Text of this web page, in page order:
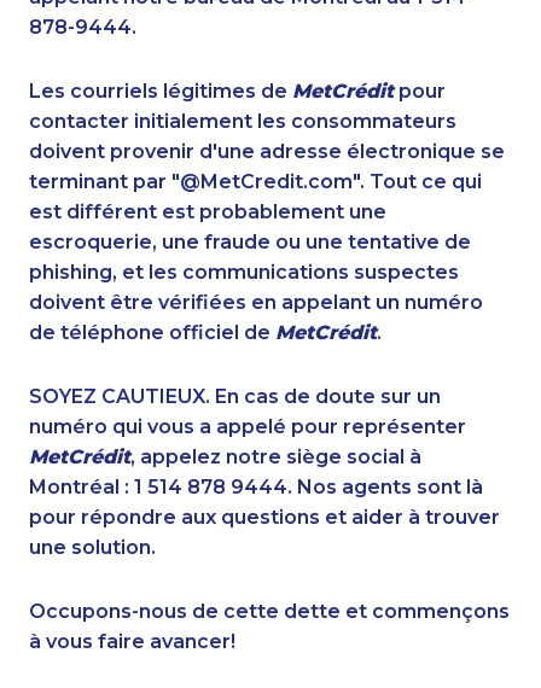
1-902-482-1898
1-780-424-0557
1-437-900-0361
1-587-319-2140
1-778-401-7362
1-905-288-1756
1-778-401-2178
1-437-900-0341
1-902-482-1297
1-514-788-7629
1-778-760-1294
1-587-319-2139
1-905-282-1759
1-587-409-6581
1-647-245-1041
1-587-318-0136
1-587-328-6619
1-587-328-6547
1-780-936-8236
1-780-420-2390
1-778-401-7396
1-587-319-2138
1-902-201-9368
1-647-560-4081
1-587-328-6548
1-778-401-7222
1-437-900-0358
878-9444.
Les courriels légitimes de MetCréditpour
contacter initialement les consommateurs
doivent provenir d'une adresse électronique se
terminant par "@MetCredit.com". Tout ce qui
est différent est probablement une
escroquerie, une fraude ou une tentative de
phishing, et les communications suspectes
doivent être vérifiées en appelant un numéro
de téléphone officiel de MetCrédit.
SOYEZ CAUTIEUX. En cas de doute sur un
numéro qui vous a appelé pour représenter
MetCrédit, appelez notre siège social à
Montréal : 1 514 878 9444. Nos agents sont là
pour répondre aux questions et aider à trouver
une solution.
Occupons-nous de cette dette et commençons
à vous faire avancer!